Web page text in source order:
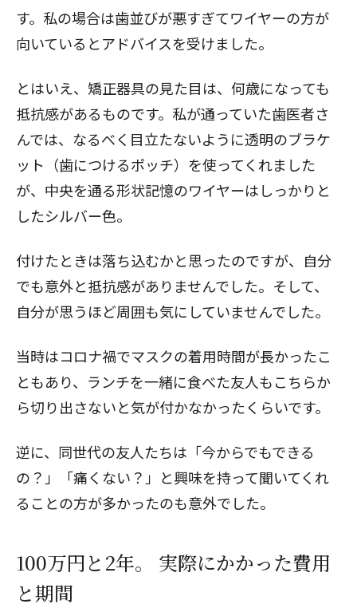
す。私の場合は歯並びが悪すぎてワイヤーの方が
向いているとアドバイスを受けました。
とはいえ、矯正器具の見た目は、何歳になっても
抵抗感があるものです。私が通っていた歯医者さ
んでは、なるべく目立たないように透明のブラケ
ット（歯につけるポッチ）を使ってくれました
が、中央を通る形状記憶のワイヤーはしっかりと
したシルバー色。
付けたときは落ち込むかと思ったのですが、自分
でも意外と抵抗感がありませんでした。そして、
自分が思うほど周囲も気にしていませんでした。
当時はコロナ禍でマスクの着用時間が長かったこ
ともあり、ランチを一緒に食べた友人もこちらか
ら切り出さないと気が付かなかったくらいです。
逆に、同世代の友人たちは「今からでもできる
の？」「痛くない？」と興味を持って聞いてくれ
ることの方が多かったのも意外でした。
100万円と2年。 実際にかかった費用
と期間